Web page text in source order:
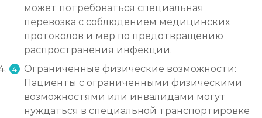
может потребоваться специальная
перевозка с соблюдением медицинских
протоколов и мер по предотвращению
распространения инфекции.
Ограниченные физические возможности:
Пациенты с ограниченными физическими
возможностями или инвалидами могут
нуждаться в специальной транспортировке